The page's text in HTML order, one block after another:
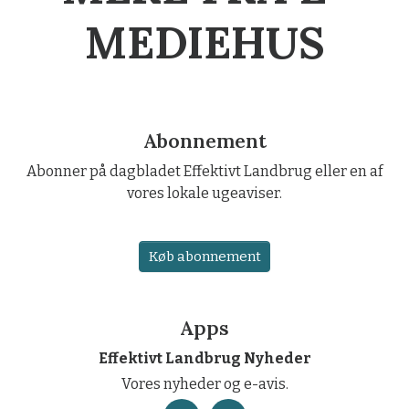
MEDIEHUS
Abonnement
Abonner på dagbladet Effektivt Landbrug eller en af
vores lokale ugeaviser.
Køb abonnement
Apps
Effektivt Landbrug Nyheder
Vores nyheder og e-avis.